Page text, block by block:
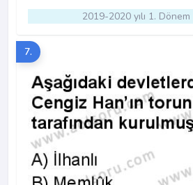
2019-2020 yılı 1.
7.